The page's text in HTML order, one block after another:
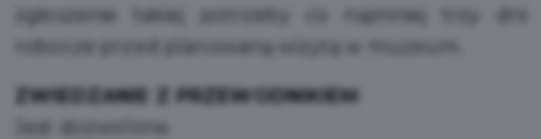
zgłoszenie takiej potrzeby co najmniej trzy dni
robocze przed planowaną wizytą w muzeum.
ZWIEDZANIE Z PRZEWODNIKIEM
Jest dozwolone.